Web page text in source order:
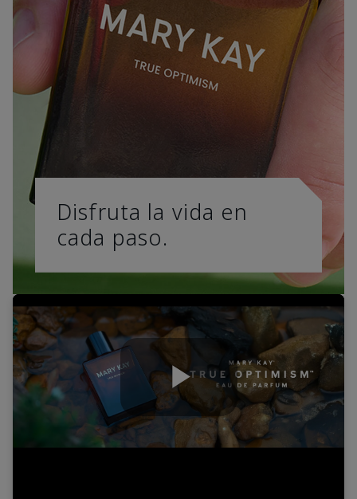
Disfruta la vida en
cada paso.
Play